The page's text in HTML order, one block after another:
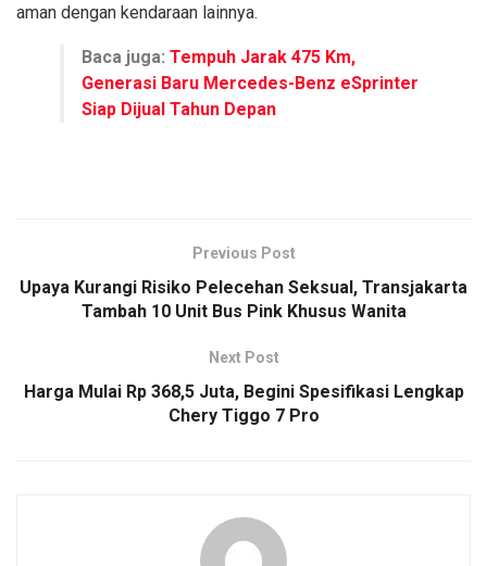
aman dengan kendaraan lainnya.
Baca juga: Tempuh Jarak 475 Km,
Generasi Baru Mercedes-Benz eSprinter
Siap Dijual Tahun Depan
Previous Post
Upaya Kurangi Risiko Pelecehan Seksual, Transjakarta
Tambah 10 Unit Bus Pink Khusus Wanita
Next Post
Harga Mulai Rp 368,5 Juta, Begini Spesifikasi Lengkap
Chery Tiggo 7 Pro